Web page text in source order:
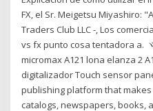
FX, el Sr. Meigetsu Miyashiro:
Traders Club LLC -, Los
vs fx punto cosa tentadora a.
micromax A121 lona elanza 2
digitalizador Touch sensor
publishing platform that
catalogs, newspapers, books,